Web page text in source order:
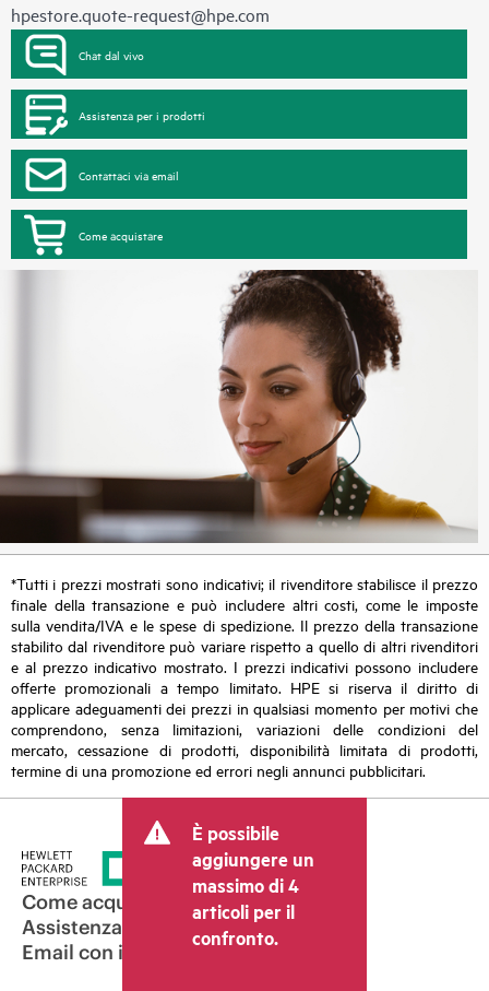
hpestore.quote-request@hpe.com
Chat dal vivo
Assistenza per i prodotti
Contattaci via email
Come acquistare
*Tutti i prezzi mostrati sono indicativi; il rivenditore stabilisce il prezzo
finale della transazione e può includere altri costi, come le imposte
sulla vendita/IVA e le spese di spedizione. Il prezzo della transazione
stabilito dal rivenditore può variare rispetto a quello di altri rivenditori
e al prezzo indicativo mostrato. I prezzi indicativi possono includere
offerte promozionali a tempo limitato. HPE si riserva il diritto di
applicare adeguamenti dei prezzi in qualsiasi momento per motivi che
comprendono, senza limitazioni, variazioni delle condizioni del
mercato, cessazione di prodotti, disponibilità limitata di prodotti,
termine di una promozione ed errori negli annunci pubblicitari.
È possibile
aggiungere un
massimo di 4
articoli per il
confronto.
Come acquistare
Assistenza per i prodotti
Email con il commerciale